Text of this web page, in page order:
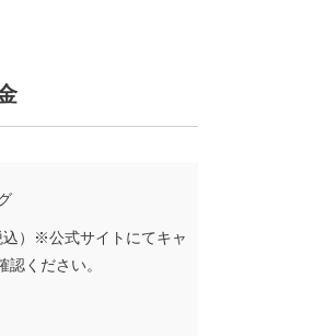
）※公式サイトにてキャ
認ください。